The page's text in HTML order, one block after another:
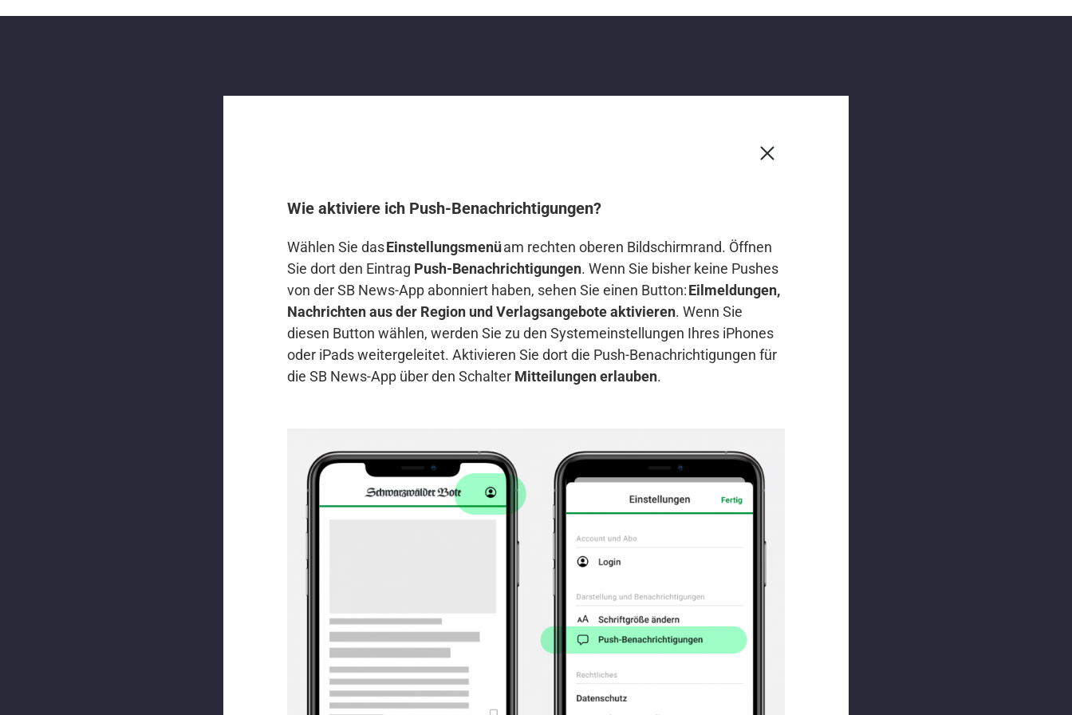
Wie aktiviere ich Push-Benachrichtigungen?
Wählen Sie dasEinstellungsmenüam rechten oberen Bildschirmrand. Öffnen
Sie dort den Eintrag Push-Benachrichtigungen. Wenn Sie bisher keine Pushes
von der SB News-App abonniert haben, sehen Sie einen Button:Eilmeldungen,
Nachrichten aus der Region und Verlagsangebote aktivieren. Wenn Sie
diesen Button wählen, werden Sie zu den Systemeinstellungen Ihres iPhones
oder iPads weitergeleitet. Aktivieren Sie dort die Push-Benachrichtigungen für
die SB News-App über den Schalter Mitteilungen erlauben.